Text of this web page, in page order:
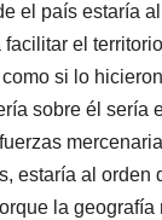
el país estaría
el
si lo
sobre él sería
estaría al orden
la geografía